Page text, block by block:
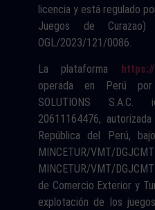
licencia y está regulado
Juegos de
OGL/2023/121/0086.
La plataforma
operada en Perú por
SOLUTIONS
20611164476,
República del Perú,
MINCETUR/VMT/
MINCETUR/VMT/
de Comercio Exterior y
explotación de los